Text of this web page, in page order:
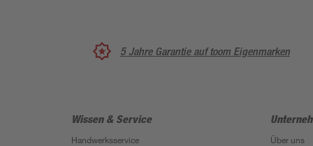
5 Jahre Garantie auf toom Eigenmarken
Wissen & Service
Handwerksservice
Über uns